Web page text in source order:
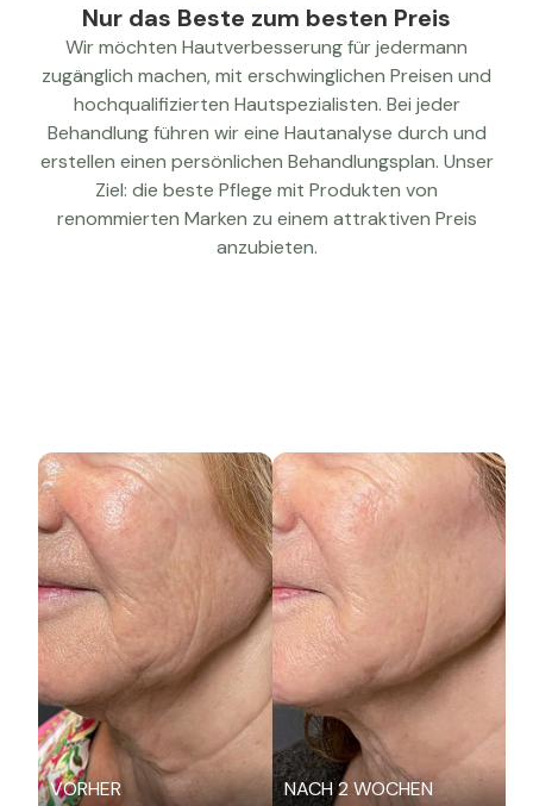
Nur das Beste zum besten Preis
Wir möchten Hautverbesserung für jedermann
zugänglich machen, mit erschwinglichen Preisen und
hochqualifizierten Hautspezialisten. Bei jeder
Behandlung führen wir eine Hautanalyse durch und
erstellen einen persönlichen Behandlungsplan. Unser
Ziel: die beste Pflege mit Produkten von
renommierten Marken zu einem attraktiven Preis
anzubieten.
VORHER NACH 2 WOCHEN